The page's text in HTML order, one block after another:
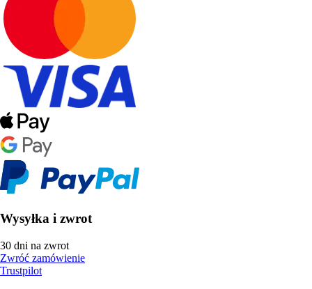
Wysyłka i zwrot
30 dni na zwrot
Zwróć zamówienie
Trustpilot